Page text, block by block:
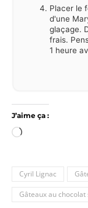
Placer le
d'une
glaçage.
frais.
1 heure
J’aime ça :
Chargement…
Cyril Lignac
Gâteaux au